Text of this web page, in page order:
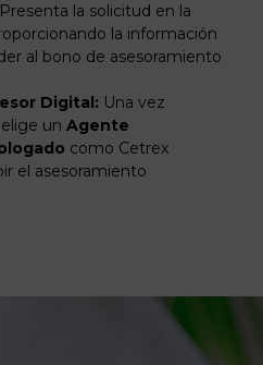
Presenta la solicitud en la
la información
al bono de asesoramiento
Digital: Una vez
elige unAgente
como Cetrex
el asesoramiento